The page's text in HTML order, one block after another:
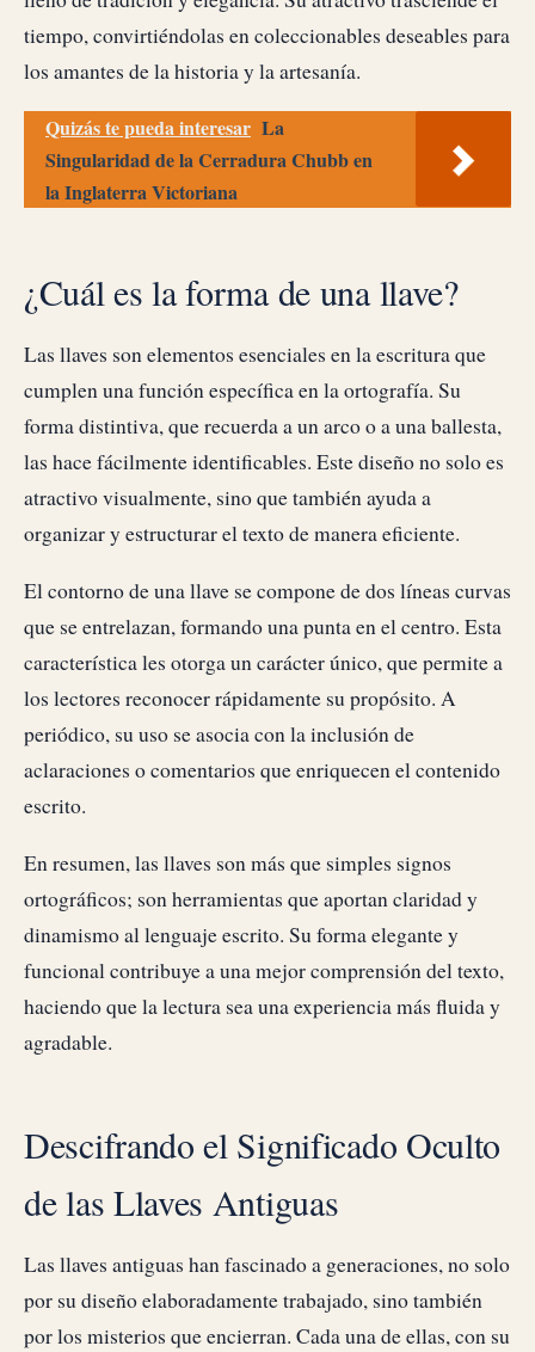
tiempo, convirtiéndolas en coleccionables deseables para
los amantes de la historia y la artesanía.
Quizás te pueda interesar La
Singularidad de la Cerradura Chubb en
la Inglaterra Victoriana
¿Cuál es la forma de una llave?
Las llaves son elementos esenciales en la escritura que
cumplen una función específica en la ortografía. Su
forma distintiva, que recuerda a un arco o a una ballesta,
las hace fácilmente identificables. Este diseño no solo es
atractivo visualmente, sino que también ayuda a
organizar y estructurar el texto de manera eficiente.
El contorno de una llave se compone de dos líneas curvas
que se entrelazan, formando una punta en el centro. Esta
característica les otorga un carácter único, que permite a
los lectores reconocer rápidamente su propósito. A
periódico, su uso se asocia con la inclusión de
aclaraciones o comentarios que enriquecen el contenido
escrito.
En resumen, las llaves son más que simples signos
ortográficos; son herramientas que aportan claridad y
dinamismo al lenguaje escrito. Su forma elegante y
funcional contribuye a una mejor comprensión del texto,
haciendo que la lectura sea una experiencia más fluida y
agradable.
Descifrando el Significado Oculto
de las Llaves Antiguas
Las llaves antiguas han fascinado a generaciones, no solo
por su diseño elaboradamente trabajado, sino también
por los misterios que encierran. Cada una de ellas, con su